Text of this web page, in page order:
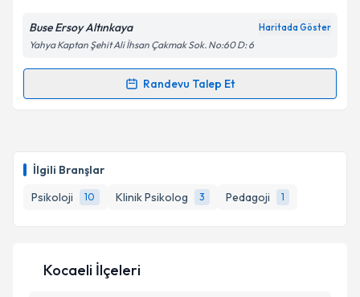
İlgili Branşlar
Psikoloji
10 Klinik Psikolog 3 Pedagoji 1
Kişisel verilerimin işlenmesine ilişkinAydınlatma
Buse Ersoy Altınkaya Haritada Göster
Yahya Kaptan Şehit Ali İhsan Çakmak Sok. No:60 D: 6
Randevu Talep Et
Randevu Takvimi Talebi
takvim hazırlandığında e-posta ile bilgilendireceğiz.
E-posta Adresiniz
Kocaeli İlçeleri